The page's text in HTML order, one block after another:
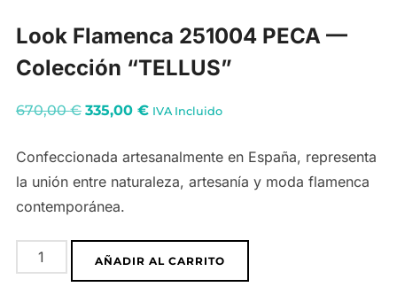
Look Flamenca 251004 PECA —
Colección “TELLUS”
670,00€ El
original
era:
670,00 €.
335,00 €El
actual
es:
IVA Incluido
Confeccionada artesanalmente en España, representa
la unión entre naturaleza, artesanía y moda flamenca
contemporánea.
Look
Flamenca
AÑADIR AL CARRITO